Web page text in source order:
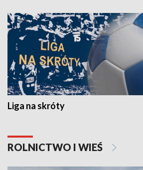
Liga na skróty
ROLNICTWO I WIEŚ